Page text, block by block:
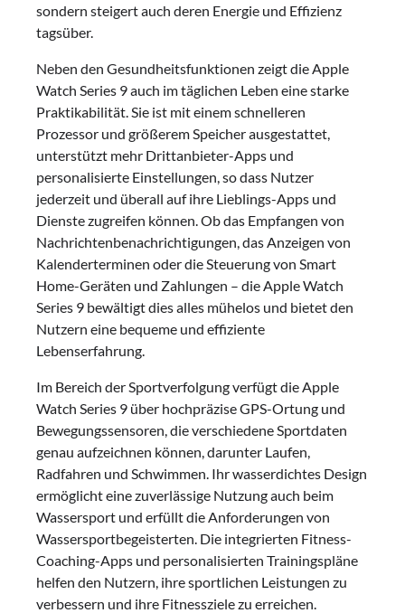
sondern steigert auch deren Energie und Effizienz
tagsüber.
Neben den Gesundheitsfunktionen zeigt die Apple
Watch Series 9 auch im täglichen Leben eine starke
Praktikabilität. Sie ist mit einem schnelleren
Prozessor und größerem Speicher ausgestattet,
unterstützt mehr Drittanbieter-Apps und
personalisierte Einstellungen, so dass Nutzer
jederzeit und überall auf ihre Lieblings-Apps und
Dienste zugreifen können. Ob das Empfangen von
Nachrichtenbenachrichtigungen, das Anzeigen von
Kalenderterminen oder die Steuerung von Smart
Home-Geräten und Zahlungen – die Apple Watch
Series 9 bewältigt dies alles mühelos und bietet den
Nutzern eine bequeme und effiziente
Lebenserfahrung.
Im Bereich der Sportverfolgung verfügt die Apple
Watch Series 9 über hochpräzise GPS-Ortung und
Bewegungssensoren, die verschiedene Sportdaten
genau aufzeichnen können, darunter Laufen,
Radfahren und Schwimmen. Ihr wasserdichtes Design
ermöglicht eine zuverlässige Nutzung auch beim
Wassersport und erfüllt die Anforderungen von
Wassersportbegeisterten. Die integrierten Fitness-
Coaching-Apps und personalisierten Trainingspläne
helfen den Nutzern, ihre sportlichen Leistungen zu
verbessern und ihre Fitnessziele zu erreichen.